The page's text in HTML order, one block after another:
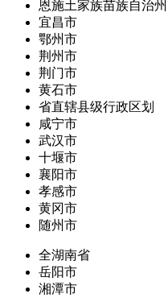
恩施土家族苗族自治州
宜昌市
鄂州市
荆州市
荆门市
黄石市
省直辖县级行政区划
咸宁市
武汉市
十堰市
襄阳市
孝感市
黄冈市
随州市
全湖南省
岳阳市
湘潭市